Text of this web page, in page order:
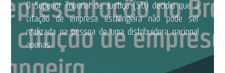
O Superior Tribunal de Justiça (STJ) decidiu que a
citação de empresa estrangeira não pode ser
realizada na pessoa de uma distribuidora nacional
apenas...